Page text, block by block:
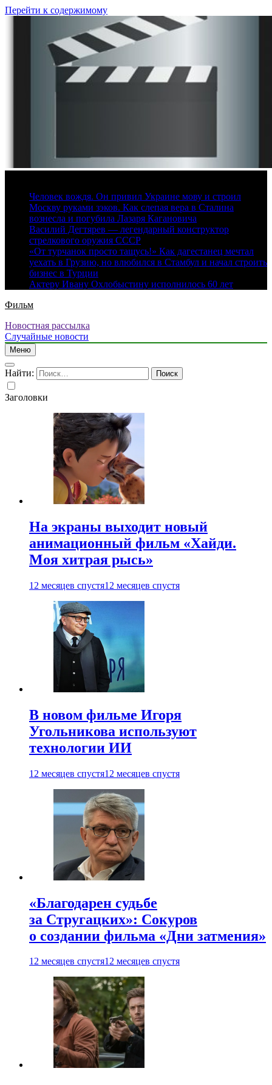
Перейти к содержимому
Человек вождя. Он привил Украине мову и строил
Москву руками зэков. Как слепая вера в Сталина
вознесла и погубила Лазаря Кагановича
Василий Дегтярев — легендарный конструктор
стрелкового оружия СССР
«От турчанок просто тащусь!» Как дагестанец мечтал
уехать в Грузию, но влюбился в Стамбул и начал строить
бизнес в Турции
Актеру Ивану Охлобыстину исполнилось 60 лет
Фильм
Новостная рассылка
Случайные новости
Меню
Найти:
Заголовки
На экраны выходит новый
анимационный фильм «Хайди.
Моя хитрая рысь»
12 месяцев спустя12 месяцев спустя
В новом фильме Игоря
Угольникова используют
технологии ИИ
12 месяцев спустя12 месяцев спустя
«Благодарен судьбе
за Стругацких»: Сокуров
о создании фильма «Дни затмения»
12 месяцев спустя12 месяцев спустя